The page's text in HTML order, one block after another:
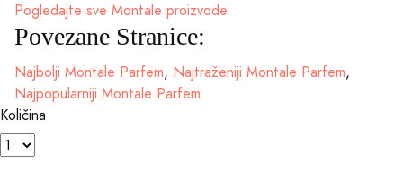
Pogledajte sve Montale proizvode
Povezane Stranice:
Najbolji Montale Parfem, Najtraženiji Montale Parfem,
Najpopularniji Montale Parfem
Količina